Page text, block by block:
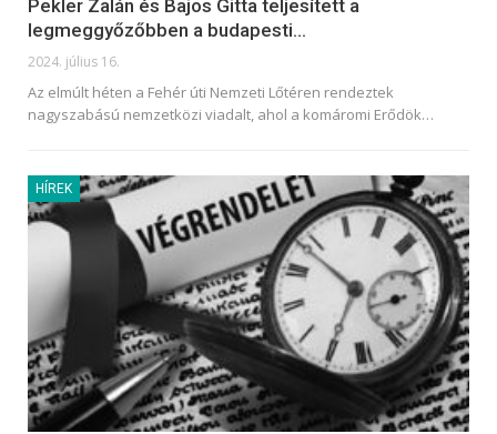
Pekler Zalán és Bajos Gitta teljesített a
legmeggyőzőbben a budapesti…
2024. július 16.
Az elmúlt héten a Fehér úti Nemzeti Lőtéren rendeztek
nagyszabású nemzetközi viadalt, ahol a komáromi Erődök…
HÍREK